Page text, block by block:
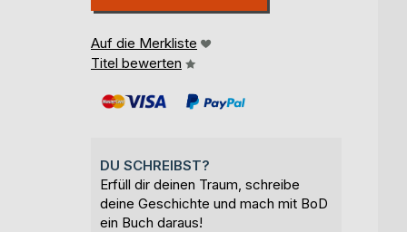
Auf die Merkliste
Titel bewerten
DU SCHREIBST?
Erfüll dir deinen Traum, schreibe
deine Geschichte und mach mit BoD
ein Buch daraus!